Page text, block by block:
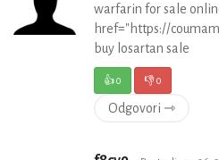
warfarin for sale
href="https://
buy losartan sale
👍0 👎0
Odgovori ⇾